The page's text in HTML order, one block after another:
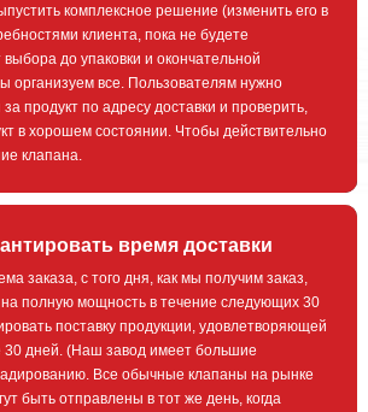
комплексное решение (изменить его в
клиента, пока не будете
до упаковки и окончательной
организуем все. Пользователям нужно
продукт по адресу доставки и проверить,
в хорошем состоянии. Чтобы действительно
клапана.
время доставки
заказа, с того дня, как мы получим заказ,
полную мощность в течение следующих 30
поставку продукции, удовлетворяющей
30 дней. (Наш завод имеет большие
Все обычные клапаны на рынке
быть отправлены в тот же день, когда